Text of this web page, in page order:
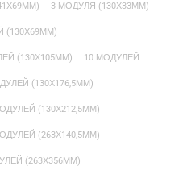
3 МОДУЛЯ (130Х33ММ)
(130Х69ММ)
(130Х105ММ) 10 МОДУЛЕЙ
(130Х176,5ММ)
(130Х212,5ММ)
(263Х140,5ММ)
(263Х356ММ)